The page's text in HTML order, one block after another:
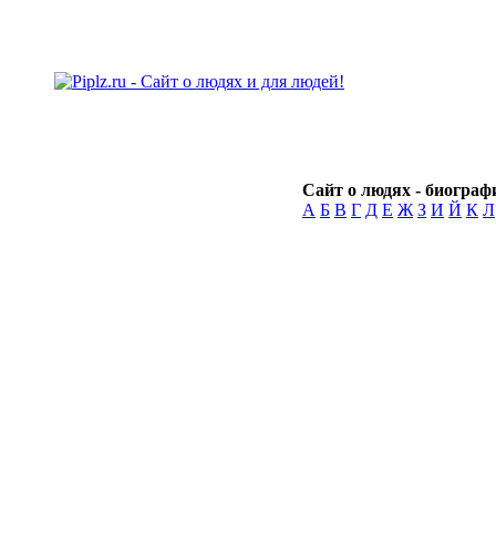
Сайт о людях -
А Б В Г Д Е Ж З И Й К Л